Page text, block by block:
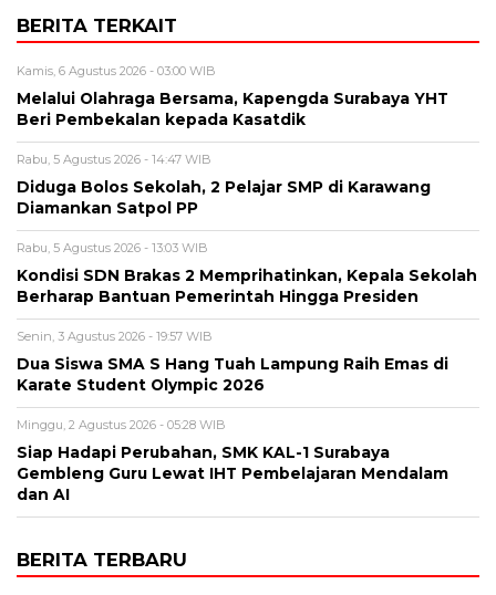
BERITA TERKAIT
Kamis, 6 Agustus 2026 - 03:00 WIB
Melalui Olahraga Bersama, Kapengda Surabaya YHT
Beri Pembekalan kepada Kasatdik
Rabu, 5 Agustus 2026 - 14:47 WIB
Diduga Bolos Sekolah, 2 Pelajar SMP di Karawang
Diamankan Satpol PP
Rabu, 5 Agustus 2026 - 13:03 WIB
Kondisi SDN Brakas 2 Memprihatinkan, Kepala Sekolah
Berharap Bantuan Pemerintah Hingga Presiden
Senin, 3 Agustus 2026 - 19:57 WIB
Dua Siswa SMA S Hang Tuah Lampung Raih Emas di
Karate Student Olympic 2026
Minggu, 2 Agustus 2026 - 05:28 WIB
Siap Hadapi Perubahan, SMK KAL-1 Surabaya
Gembleng Guru Lewat IHT Pembelajaran Mendalam
dan AI
BERITA TERBARU